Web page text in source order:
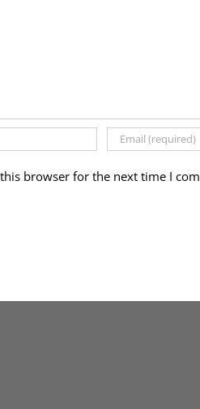
browser for the next time I